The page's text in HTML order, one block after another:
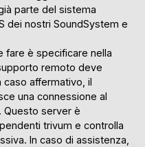
parte del sistema
dei nostri SoundSystem e
fare è specificare nella
remoto deve
affermativo, il
una connessione al
Questo server è
trivum e controlla
In caso di assistenza,